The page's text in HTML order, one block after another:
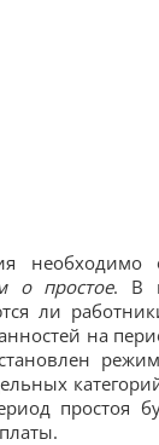
необходимо
о простое. В
ли
на
простоя